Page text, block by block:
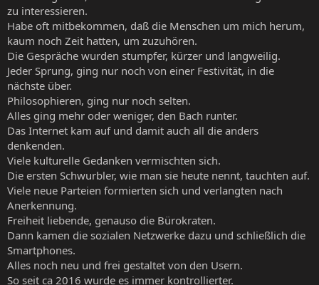
zu interessieren.
Habe oft mitbekommen, daß die Menschen um mich herum,
kaum noch Zeit hatten, um zuzuhören.
Die Gespräche wurden stumpfer, kürzer und langweilig.
Jeder Sprung, ging nur noch von einer Festivität, in die
nächste über.
Philosophieren, ging nur noch selten.
Alles ging mehr oder weniger, den Bach runter.
Das Internet kam auf und damit auch all die anders
denkenden.
Viele kulturelle Gedanken vermischten sich.
Die ersten Schwurbler, wie man sie heute nennt, tauchten auf.
Viele neue Parteien formierten sich und verlangten nach
Anerkennung.
Freiheit liebende, genauso die Bürokraten.
Dann kamen die sozialen Netzwerke dazu und schließlich die
Smartphones.
Alles noch neu und frei gestaltet von den Usern.
So seit ca 2016 wurde es immer kontrollierter.